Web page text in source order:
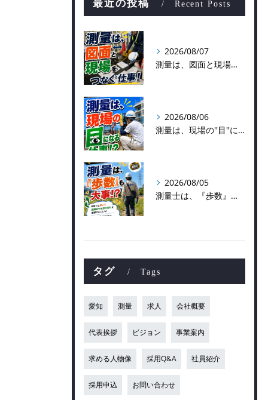
最近の投稿 Recent Posts
2026/08/07
測量は、図面と現場をつなぐ仕事！
2026/08/06
測量は、現場の''目''になる仕事！？
2026/08/05
測量士は、『歩数』も大事！？
タグ Tags
愛知 測量 求人 会社概要
代表挨拶 ビジョン 事業案内
求める人物像 採用Q&A 社員紹介
採用申込 お問い合わせ